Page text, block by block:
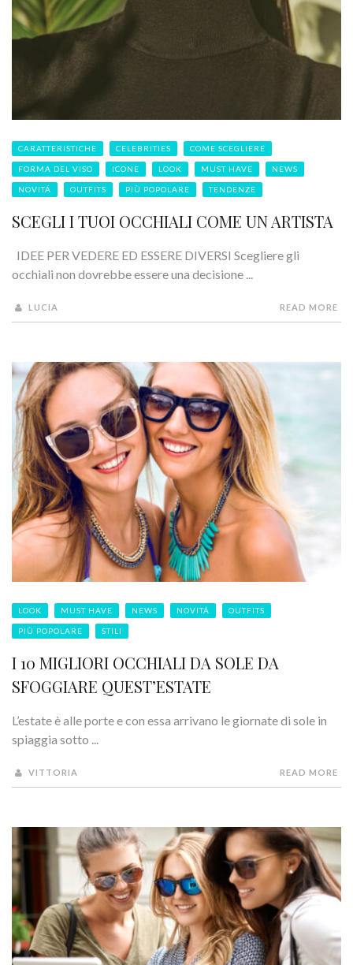
CARATTERISTICHE CELEBRITIES COME SCEGLIERE
FORMA DEL VISO ICONE LOOK MUST HAVE NEWS
NOVITÁ OUTFITS PIÙ POPOLARE TENDENZE
SCEGLI I TUOI OCCHIALI COME UN ARTISTA
IDEE PER VEDERE ED ESSERE DIVERSI Scegliere gli
occhiali non dovrebbe essere una decisione ...
LUCIA READ MORE
LOOK MUST HAVE NEWS NOVITÁ OUTFITS
PIÙ POPOLARE STILI
I 10 MIGLIORI OCCHIALI DA SOLE DA
SFOGGIARE QUEST’ESTATE
L’estate è alle porte e con essa arrivano le giornate di sole in
spiaggia sotto ...
VITTORIA READ MORE